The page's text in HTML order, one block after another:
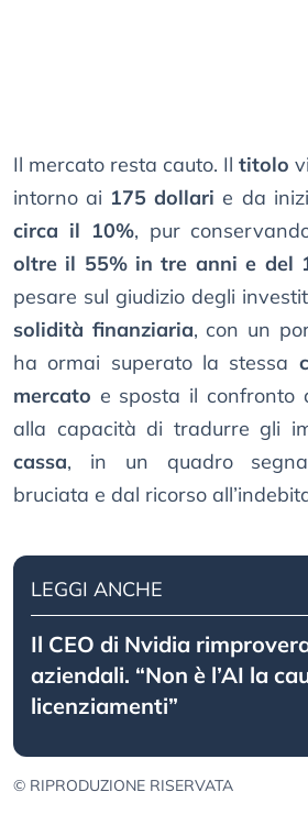
Il mercato resta cauto. Il titolo
intorno ai 175 dollari e da
circa il 10%, pur
oltre il 55% in tre anni e del
pesare sul giudizio degli
solidità finanziaria, con un
ha ormai superato la stessa
mercato e sposta il confronto
alla capacità di tradurre gli
cassa, in un quadro
bruciata e dal ricorso
LEGGI ANCHE
Il CEO di Nvidia
aziendali. “Non è l’AI la
licenziamenti”
© RIPRODUZIONE RISERVATA